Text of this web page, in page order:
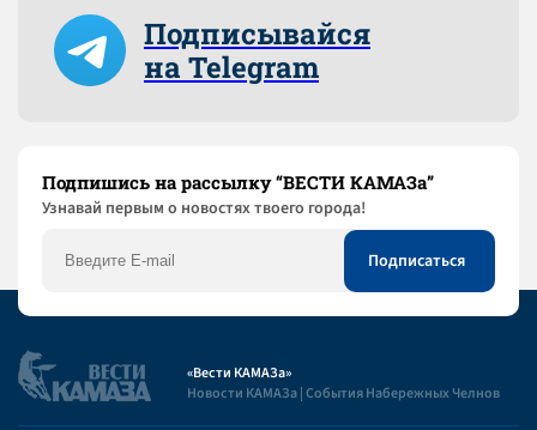
Подписывайся
на Telegram
Подпишись на рассылку “ВЕСТИ КАМАЗа”
Узнaвай первым о новостях твоего города!
«Вести КАМАЗа»
Новости КАМАЗа | События Набережных Челнов